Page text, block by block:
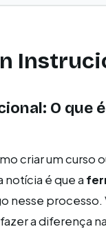
O que
criar um curso
notícia é que a
nesse processo.
a diferença